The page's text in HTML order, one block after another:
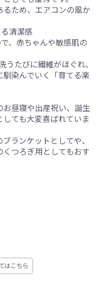
るため、エアコンの風か
清潔感
、赤ちゃんや敏感肌の
うたびに繊維がほぐれ、
染んでいく「育てる楽
昼寝や出産祝い、誕生
ても大変喜ばれていま
ランケットとしてや、
つろぎ用としてもおす
はこちら